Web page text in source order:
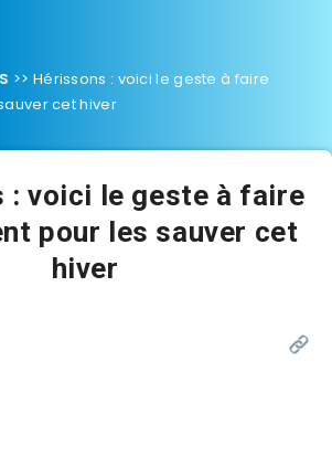
>> Hérissons : voici le geste à faire
cet hiver
: voici le geste à faire
pour les sauver cet
hiver